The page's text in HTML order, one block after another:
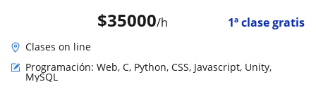
$35000/h 1ª clase gratis
Clases on line
Programación: Web, C, Python, CSS, Javascript, Unity,
MySQL